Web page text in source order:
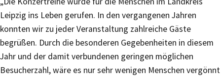
Leipzig ins Leben gerufen. In den vergangenen Jahren
konnten wir zu jeder Veranstaltung zahlreiche Gäste
begrüßen. Durch die besonderen Gegebenheiten in diesem
Jahr und der damit verbundenen geringen möglichen
Besucherzahl, wäre es nur sehr wenigen Menschen vergönnt